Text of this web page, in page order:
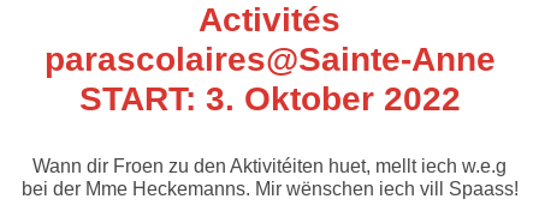
Activités
parascolaires@Sainte-Anne
START: 3. Oktober 2022
Wann dir Froen zu den Aktivitéiten huet, mellt iech w.e.g
bei der Mme Heckemanns. Mir wënschen iech vill Spaass!